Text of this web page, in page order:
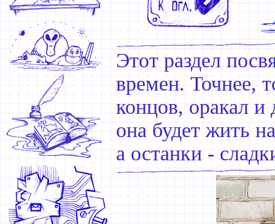
Этот раздел
времен. Точнее,
концов, оракал
она будет жить
а останки -